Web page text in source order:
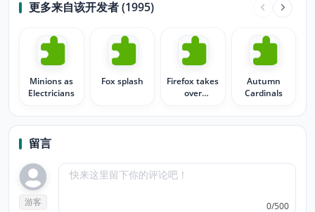
更多来自该开发者 (1995)
Minions as
Electricians
Fox splash
Firefox takes
over
Autumn
Cardinals
留言
游客 0/500